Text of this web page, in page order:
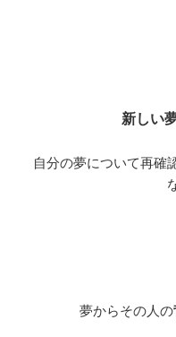
新しい
自分の夢について再確
夢からその人の